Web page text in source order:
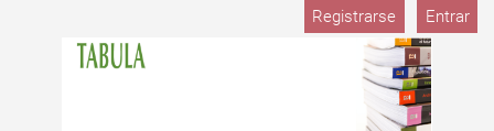
Registrarse Entrar